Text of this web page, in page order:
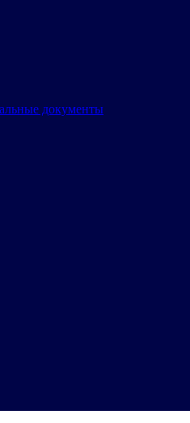
документы